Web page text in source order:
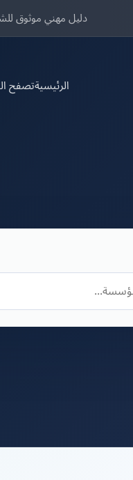
دليل مهني موثوق
الرئيسيةتصفح